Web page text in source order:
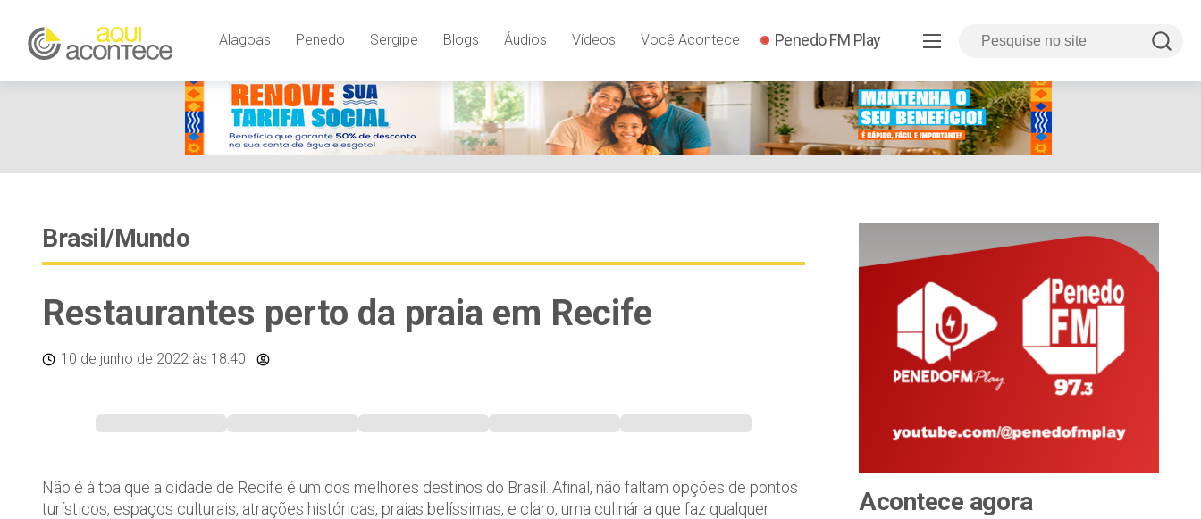
Alagoas Penedo Sergipe Blogs Áudios Vídeos Você Acontece Penedo FM Play
Brasil/Mundo
Restaurantes perto da praia em Recife
10 de junho de 2022 às 18:40
Não é à toa que a cidade de Recife é um dos melhores destinos do Brasil. Afinal, não faltam opções de pontos
turísticos, espaços culturais, atrações históricas, praias belíssimas, e claro, uma culinária que faz qualquer
Acontece agora